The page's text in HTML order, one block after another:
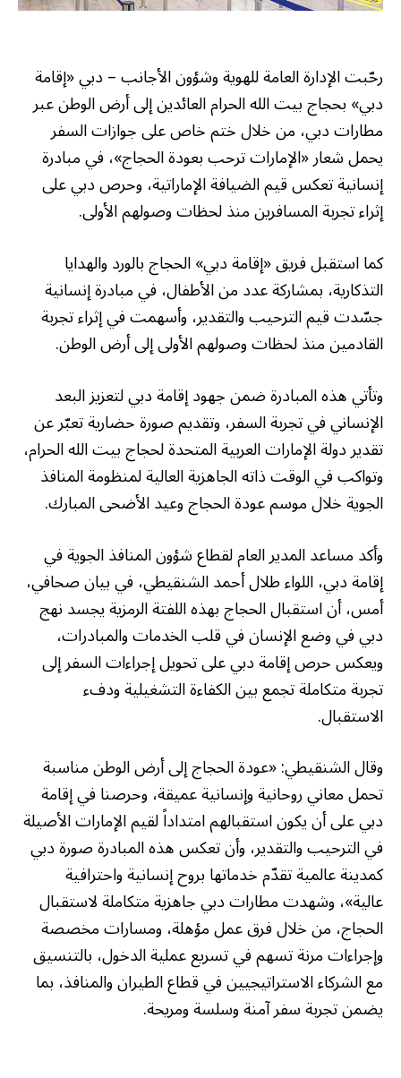
رحّبت الإدارة العامة للهوية وشؤون الأجانب – دبي «إقامة
دبي» بحجاج بيت الله الحرام العائدين إلى أرض الوطن عبر
مطارات دبي، من خلال ختم خاص على جوازات السفر
يحمل شعار «الإمارات ترحب بعودة الحجاج»، في مبادرة
إنسانية تعكس قيم الضيافة الإماراتية، وحرص دبي على
إثراء تجربة المسافرين منذ لحظات وصولهم الأولى.
كما استقبل فريق «إقامة دبي» الحجاج بالورد والهدايا
التذكارية، بمشاركة عدد من الأطفال، في مبادرة إنسانية
جسّدت قيم الترحيب والتقدير، وأسهمت في إثراء تجربة
القادمين منذ لحظات وصولهم الأولى إلى أرض الوطن.
وتأتي هذه المبادرة ضمن جهود إقامة دبي لتعزيز البعد
الإنساني في تجربة السفر، وتقديم صورة حضارية تعبّر عن
تقدير دولة الإمارات العربية المتحدة لحجاج بيت الله الحرام،
وتواكب في الوقت ذاته الجاهزية العالية لمنظومة المنافذ
الجوية خلال موسم عودة الحجاج وعيد الأضحى المبارك.
وأكد مساعد المدير العام لقطاع شؤون المنافذ الجوية في
إقامة دبي، اللواء طلال أحمد الشنقيطي، في بيان صحافي،
أمس، أن استقبال الحجاج بهذه اللفتة الرمزية يجسد نهج
دبي في وضع الإنسان في قلب الخدمات والمبادرات،
ويعكس حرص إقامة دبي على تحويل إجراءات السفر إلى
تجربة متكاملة تجمع بين الكفاءة التشغيلية ودفء
الاستقبال.
وقال الشنقيطي: «عودة الحجاج إلى أرض الوطن مناسبة
تحمل معاني روحانية وإنسانية عميقة، وحرصنا في إقامة
دبي على أن يكون استقبالهم امتداداً لقيم الإمارات الأصيلة
في الترحيب والتقدير، وأن تعكس هذه المبادرة صورة دبي
كمدينة عالمية تقدّم خدماتها بروح إنسانية واحترافية
عالية»، وشهدت مطارات دبي جاهزية متكاملة لاستقبال
الحجاج، من خلال فرق عمل مؤهلة، ومسارات مخصصة
وإجراءات مرنة تسهم في تسريع عملية الدخول، بالتنسيق
مع الشركاء الاستراتيجيين في قطاع الطيران والمنافذ، بما
يضمن تجربة سفر آمنة وسلسة ومريحة.